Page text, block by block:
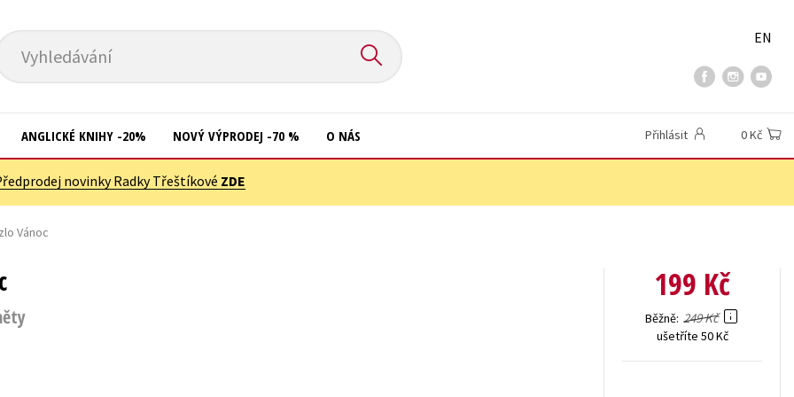
Vyhledávání
EN
ANGLICKÉ KNIHY -20% NOVÝ VÝPRODEJ -70 % O NÁS Přihlásit 0 Kč
novinky Radky Třeštíkové ZDE
Vánoc
199 Kč
Běžně 249 Kč
ušetříte 50 Kč